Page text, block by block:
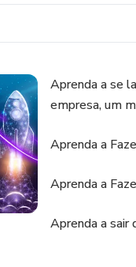
Aprenda a se
empresa, um
Aprenda a
Aprenda a
Aprenda a